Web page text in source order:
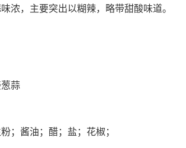
浓，主要突出以糊辣，略带甜酸味道。
蒜
；酱油；醋；盐；花椒；